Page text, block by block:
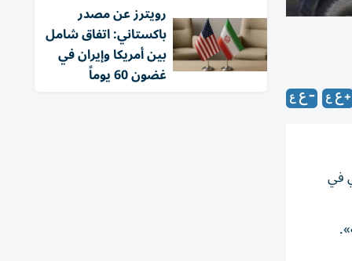
في
‏رويترز عن مصدر
باكستاني: اتفاق شامل
بين أمريكا وإيران في
غضون 60 يوماً